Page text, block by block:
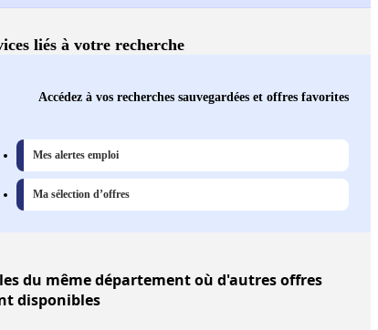
liés à votre recherche
Accédez à vos recherches sauvegardées et offres favorites
Mes alertes emploi
Ma sélection d’offres
du même département où d'autres offres
disponibles